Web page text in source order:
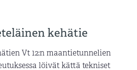
kehätie
Vt 12:n maantietunnelien
löivät kättä tekniset